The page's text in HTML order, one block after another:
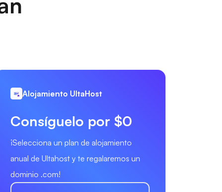
Alojamiento UltaHost
Consíguelo por $0
¡Selecciona un plan de alojamiento
anual de Ultahost y te regalaremos un
dominio .com!